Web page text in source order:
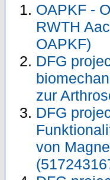
OAPKF -
RWTH
OAPKF)
DFG
zur
DFG
von